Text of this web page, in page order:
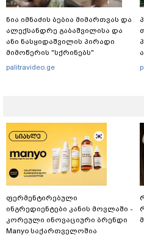
ნია იმნაძის ბებია მიმართვას და
ალექსანდრე გაბაშვილისა და
ანი ნასყიდაშვილის პირადი
მიმოწერის "სქრინებს"
ავრცელებს
palitravideo.ge
ფერმენტირებული
ინგრედიენტები კანის მოვლაში -
კორეული ინოვაციური ბრენდი
Manyo საქართველოშია